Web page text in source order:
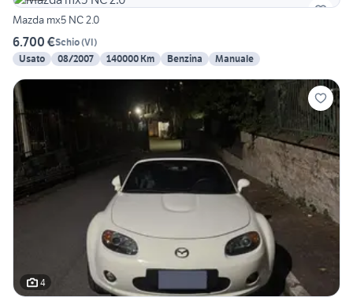
Mazda mx5 NC 2.0
6.700 €Schio(VI)
Usato
08/2007 140000 Km Benzina Manuale
4